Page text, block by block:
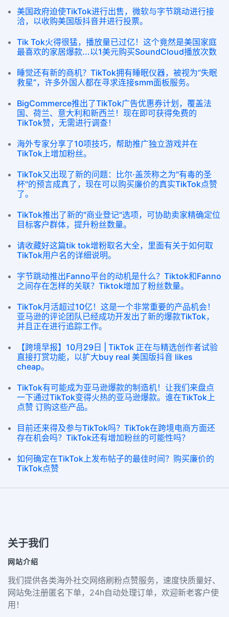
美国政府迫使TikTok进行出售，微软与字节跳动进行接
洽，以收购美国版抖音并进行投票。
Tik Tok火得很猛，播放量已过亿！这个竟然是美国家庭
最喜欢的家居爆款...以1美元购买SoundCloud播放次数
睡觉还有新的商机？TikTok拥有睡眠仪器，被视为“失眠
救星”，许多外国人都在寻求连接smm面板服务。
BigCommerce推出了TikTok广告优惠券计划，覆盖法
国、荷兰、意大利和新西兰！现在即可获得免费的
TikTok赞，无需进行调查！
海外专家分享了10项技巧，帮助推广独立游戏并在
TikTok上增加粉丝。
TikTok又出现了新的问题：比尔·盖茨称之为"有毒的圣
杯"的预言成真了，现在可以购买廉价的真实TikTok点赞
了。
TikTok推出了新的"商业登记"选项，可协助卖家精确定位
目标客户群体，提升粉丝数量。
请收藏好这篇tik tok增粉取名大全，里面有关于如何取
TikTok用户名的详细说明。
字节跳动推出Fanno平台的动机是什么？Tiktok和Fanno
之间存在怎样的关联？Tiktok增加了粉丝数量。
TikTok月活超过10亿！这是一个非常重要的产品机会！
亚马逊的评论团队已经成功开发出了新的爆款TikTok，
并且正在进行追踪工作。
【跨境早报】10月29日 | TikTok 正在与精选创作者试验
直接打赏功能，以扩大buy real 美国版抖音 likes
cheap。
TikTok有可能成为亚马逊爆款的制造机！让我们来盘点
一下通过TikTok变得火热的亚马逊爆款。谁在TikTok上
点赞 订购这些产品。
目前还来得及参与TikTok吗？TikTok在跨境电商方面还
存在机会吗？TikTok还有增加粉丝的可能性吗？
如何确定在TikTok上发布帖子的最佳时间？购买廉价的
TikTok点赞
关于我们
网站介绍
我们提供各类海外社交网络刷粉点赞服务，速度快质量好、
网站免注册匿名下单，24h自动处理订单，欢迎新老客户使
用！